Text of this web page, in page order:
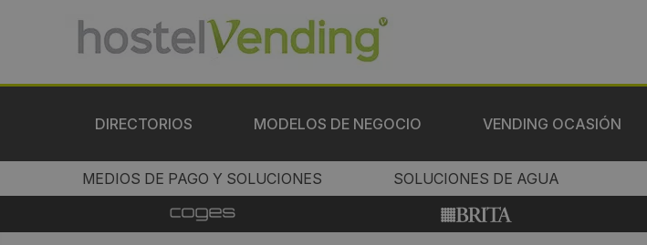
DIRECTORIOS MODELOS DE NEGOCIO VENDING OCASIÓN
MEDIOS DE PAGO Y SOLUCIONES SOLUCIONES DE AGUA